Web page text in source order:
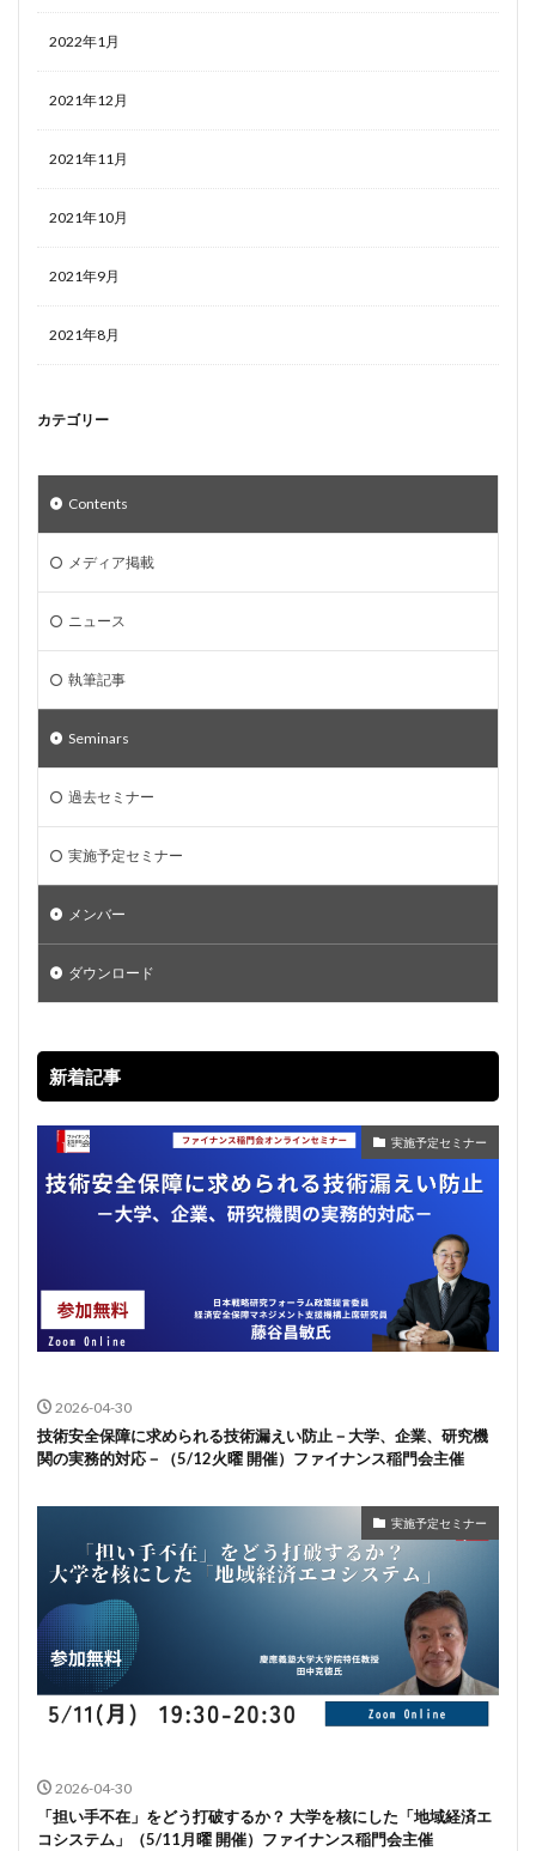
2022年1月
2021年12月
2021年11月
2021年10月
2021年9月
2021年8月
カテゴリー
Contents
メディア掲載
ニュース
執筆記事
Seminars
過去セミナー
実施予定セミナー
メンバー
ダウンロード
新着記事
実施予定セミナー
2026-04-30
技術安全保障に求められる技術漏えい防止－大学、企業、研究機
関の実務的対応－（5/12火曜 開催）ファイナンス稲門会主催
実施予定セミナー
2026-04-30
「担い手不在」をどう打破するか？ 大学を核にした「地域経済エ
コシステム」（5/11月曜 開催）ファイナンス稲門会主催